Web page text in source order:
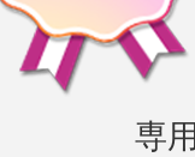
専